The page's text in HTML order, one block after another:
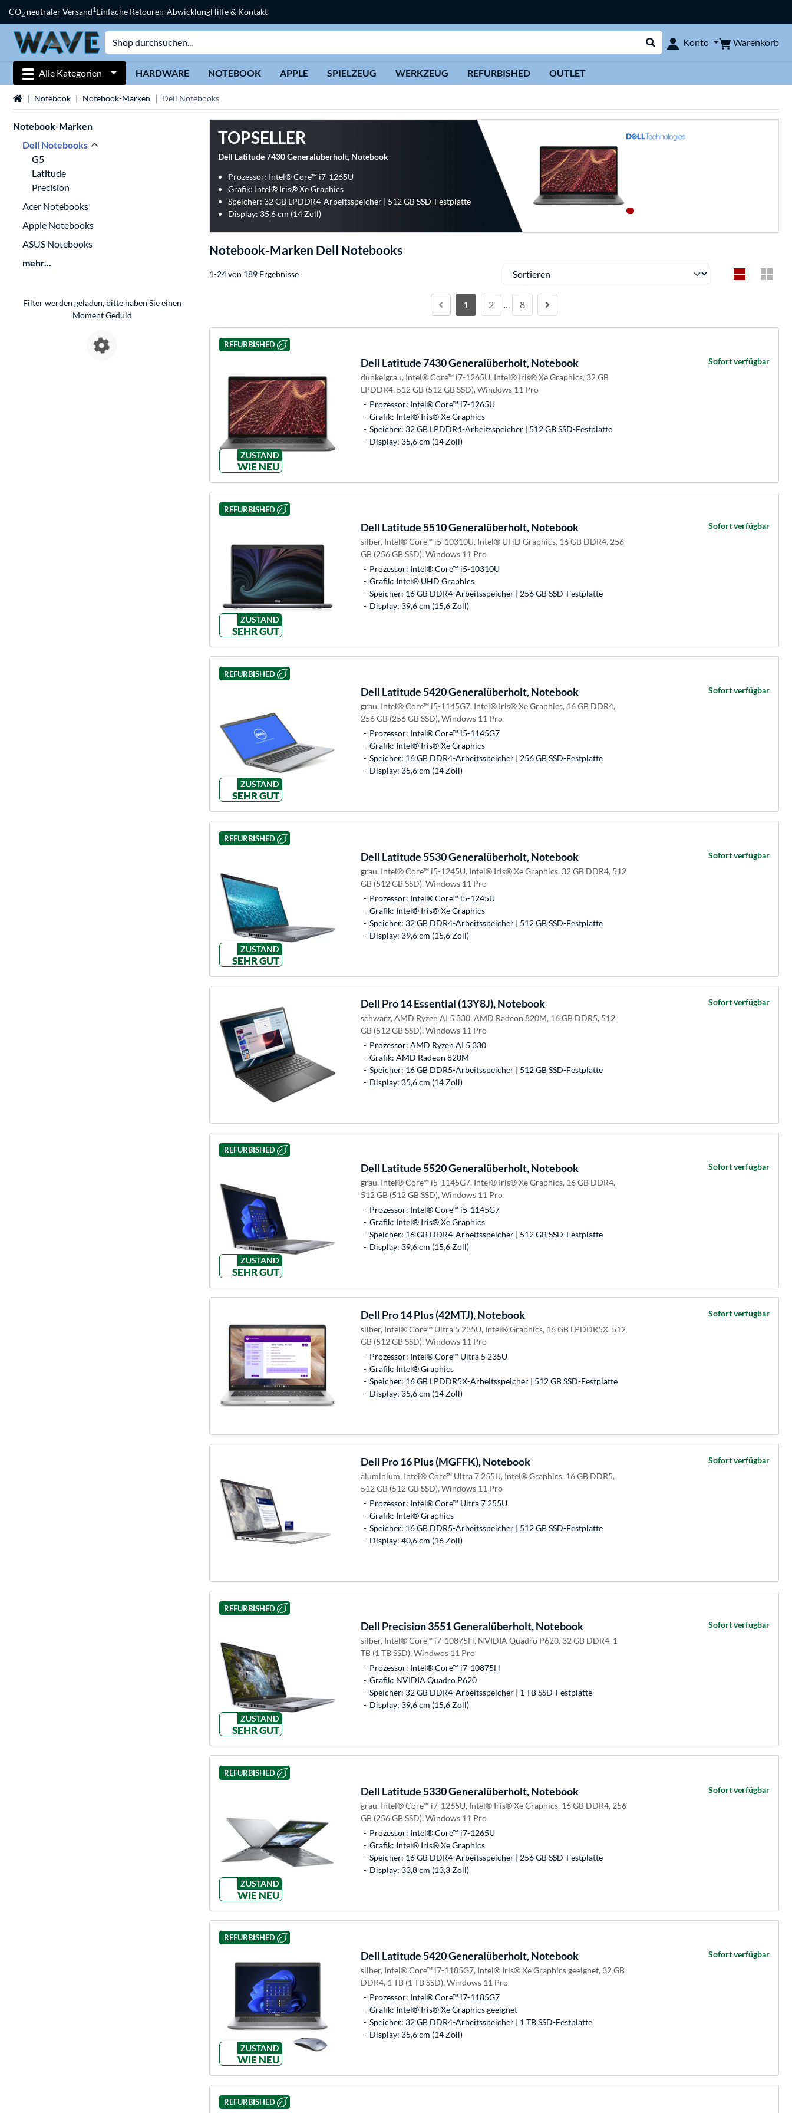
CO2 neutraler Versand1Einfache Retouren-AbwicklungHilfe & Kontakt
Suche durchführen
Konto Warenkorb
Alle Kategorien HARDWARE NOTEBOOK APPLE SPIELZEUG WERKZEUG REFURBISHED OUTLET
StartseiteNotebook Notebook-Marken Dell Notebooks
Notebook-Marken
Dell Notebooks
G5
Latitude
Precision
Acer Notebooks
Apple Notebooks
ASUS Notebooks
mehr...
Filter werden geladen, bitte haben Sie einen
Moment Geduld
TOPSELLER
Dell Latitude 7430 Generalüberholt, Notebook
Prozessor: Intel® Core™ i7-1265U
Grafik: Intel® Iris® Xe Graphics
Speicher: 32 GB LPDDR4-Arbeitsspeicher | 512 GB SSD-Festplatte
Display: 35,6 cm (14 Zoll)
Notebook-Marken Dell Notebooks
1-24 von 189 Ergebnisse Sortieren
1 2 … 8
REFURBISHED
ZUSTAND
WIE NEU
Dell Latitude 7430 Generalüberholt, Notebook
dunkelgrau, Intel® Core™ i7-1265U, Intel® Iris® Xe Graphics, 32 GB
LPDDR4, 512 GB (512 GB SSD), Windows 11 Pro
Prozessor: Intel® Core™ i7-1265U
Grafik: Intel® Iris® Xe Graphics
Speicher: 32 GB LPDDR4-Arbeitsspeicher | 512 GB SSD-Festplatte
Display: 35,6 cm (14 Zoll)
Sofort verfügbar
REFURBISHED
ZUSTAND
SEHR GUT
Dell Latitude 5510 Generalüberholt, Notebook
silber, Intel® Core™ i5-10310U, Intel® UHD Graphics, 16 GB DDR4, 256
GB (256 GB SSD), Windows 11 Pro
Prozessor: Intel® Core™ i5-10310U
Grafik: Intel® UHD Graphics
Speicher: 16 GB DDR4-Arbeitsspeicher | 256 GB SSD-Festplatte
Display: 39,6 cm (15,6 Zoll)
Sofort verfügbar
REFURBISHED
ZUSTAND
SEHR GUT
Dell Latitude 5420 Generalüberholt, Notebook
grau, Intel® Core™ i5-1145G7, Intel® Iris® Xe Graphics, 16 GB DDR4,
256 GB (256 GB SSD), Windows 11 Pro
Prozessor: Intel® Core™ i5-1145G7
Grafik: Intel® Iris® Xe Graphics
Speicher: 16 GB DDR4-Arbeitsspeicher | 256 GB SSD-Festplatte
Display: 35,6 cm (14 Zoll)
Sofort verfügbar
REFURBISHED
ZUSTAND
SEHR GUT
Dell Latitude 5530 Generalüberholt, Notebook
grau, Intel® Core™ i5-1245U, Intel® Iris® Xe Graphics, 32 GB DDR4, 512
GB (512 GB SSD), Windows 11 Pro
Prozessor: Intel® Core™ i5-1245U
Grafik: Intel® Iris® Xe Graphics
Speicher: 32 GB DDR4-Arbeitsspeicher | 512 GB SSD-Festplatte
Display: 39,6 cm (15,6 Zoll)
Sofort verfügbar
Dell Pro 14 Essential (13Y8J), Notebook
schwarz, AMD Ryzen AI 5 330, AMD Radeon 820M, 16 GB DDR5, 512
GB (512 GB SSD), Windows 11 Pro
Prozessor: AMD Ryzen AI 5 330
Grafik: AMD Radeon 820M
Speicher: 16 GB DDR5-Arbeitsspeicher | 512 GB SSD-Festplatte
Display: 35,6 cm (14 Zoll)
Sofort verfügbar
REFURBISHED
ZUSTAND
SEHR GUT
Dell Latitude 5520 Generalüberholt, Notebook
grau, Intel® Core™ i5-1145G7, Intel® Iris® Xe Graphics, 16 GB DDR4,
512 GB (512 GB SSD), Windows 11 Pro
Prozessor: Intel® Core™ i5-1145G7
Grafik: Intel® Iris® Xe Graphics
Speicher: 16 GB DDR4-Arbeitsspeicher | 512 GB SSD-Festplatte
Display: 39,6 cm (15,6 Zoll)
Sofort verfügbar
Dell Pro 14 Plus (42MTJ), Notebook
silber, Intel® Core™ Ultra 5 235U, Intel® Graphics, 16 GB LPDDR5X, 512
GB (512 GB SSD), Windows 11 Pro
Prozessor: Intel® Core™ Ultra 5 235U
Grafik: Intel® Graphics
Speicher: 16 GB LPDDR5X-Arbeitsspeicher | 512 GB SSD-Festplatte
Display: 35,6 cm (14 Zoll)
Sofort verfügbar
Dell Pro 16 Plus (MGFFK), Notebook
aluminium, Intel® Core™ Ultra 7 255U, Intel® Graphics, 16 GB DDR5,
512 GB (512 GB SSD), Windows 11 Pro
Prozessor: Intel® Core™ Ultra 7 255U
Grafik: Intel® Graphics
Speicher: 16 GB DDR5-Arbeitsspeicher | 512 GB SSD-Festplatte
Display: 40,6 cm (16 Zoll)
Sofort verfügbar
REFURBISHED
ZUSTAND
SEHR GUT
Dell Precision 3551 Generalüberholt, Notebook
silber, Intel® Core™ i7-10875H, NVIDIA Quadro P620, 32 GB DDR4, 1
TB (1 TB SSD), Windwos 11 Pro
Prozessor: Intel® Core™ i7-10875H
Grafik: NVIDIA Quadro P620
Speicher: 32 GB DDR4-Arbeitsspeicher | 1 TB SSD-Festplatte
Display: 39,6 cm (15,6 Zoll)
Sofort verfügbar
REFURBISHED
ZUSTAND
WIE NEU
Dell Latitude 5330 Generalüberholt, Notebook
grau, Intel® Core™ i7-1265U, Intel® Iris® Xe Graphics, 16 GB DDR4, 256
GB (256 GB SSD), Windows 11 Pro
Prozessor: Intel® Core™ i7-1265U
Grafik: Intel® Iris® Xe Graphics
Speicher: 16 GB DDR4-Arbeitsspeicher | 256 GB SSD-Festplatte
Display: 33,8 cm (13,3 Zoll)
Sofort verfügbar
REFURBISHED
ZUSTAND
WIE NEU
Dell Latitude 5420 Generalüberholt, Notebook
silber, Intel® Core™ i7-1185G7, Intel® Iris® Xe Graphics geeignet, 32 GB
DDR4, 1 TB (1 TB SSD), Windows 11 Pro
Prozessor: Intel® Core™ i7-1185G7
Grafik: Intel® Iris® Xe Graphics geeignet
Speicher: 32 GB DDR4-Arbeitsspeicher | 1 TB SSD-Festplatte
Display: 35,6 cm (14 Zoll)
Sofort verfügbar
REFURBISHED